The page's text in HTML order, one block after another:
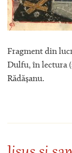
Fragment din
Dulfu, în lectura
Rădășanu.